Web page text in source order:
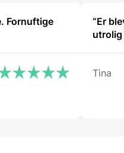
Fornuftige
“Er
utrolig
Tina